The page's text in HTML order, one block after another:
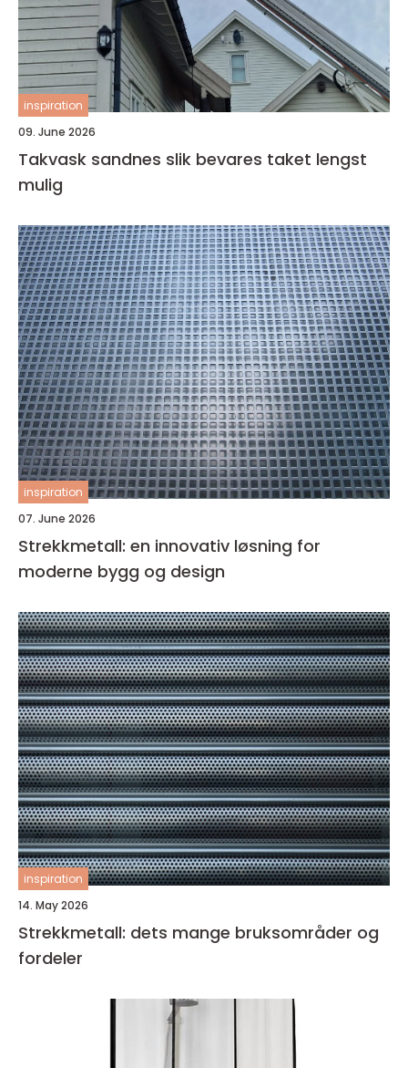
inspiration
09. June 2026
Takvask sandnes slik bevares taket lengst
mulig
inspiration
07. June 2026
Strekkmetall: en innovativ løsning for
moderne bygg og design
inspiration
14. May 2026
Strekkmetall: dets mange bruksområder og
fordeler